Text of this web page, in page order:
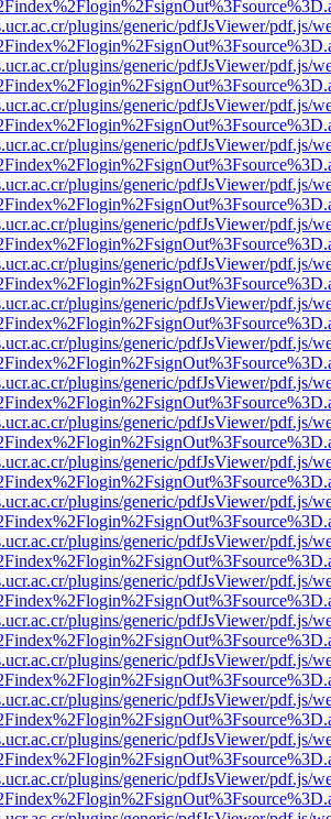
plugins/generic/pdfJsViewer/pdf.js/
plugins/generic/pdfJsViewer/pdf.js/
plugins/generic/pdfJsViewer/pdf.js/
plugins/generic/pdfJsViewer/pdf.js/
plugins/generic/pdfJsViewer/pdf.js/
plugins/generic/pdfJsViewer/pdf.js/
plugins/generic/pdfJsViewer/pdf.js/
plugins/generic/pdfJsViewer/pdf.js/
plugins/generic/pdfJsViewer/pdf.js/
plugins/generic/pdfJsViewer/pdf.js/
plugins/generic/pdfJsViewer/pdf.js/
plugins/generic/pdfJsViewer/pdf.js/
plugins/generic/pdfJsViewer/pdf.js/
plugins/generic/pdfJsViewer/pdf.js/
plugins/generic/pdfJsViewer/pdf.js/
plugins/generic/pdfJsViewer/pdf.js/
plugins/generic/pdfJsViewer/pdf.js/
plugins/generic/pdfJsViewer/pdf.js/
plugins/generic/pdfJsViewer/pdf.js/
plugins/generic/pdfJsViewer/pdf.js/